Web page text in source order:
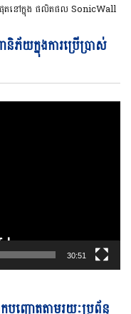
តនៅក្នុង ផលិតផល SonicWall
ក្នុងការប្រើប្រាស់
30:51